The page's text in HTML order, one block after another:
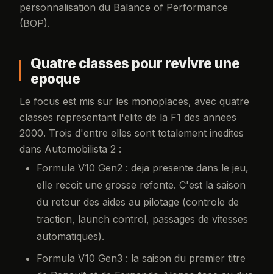
personnalisation du Balance of Performance
(BOP).
Quatre classes pour revivre une
epoque
Le focus est mis sur les monoplaces, avec quatre
classes representant l'elite de la F1 des annees
2000. Trois d'entre elles sont totalement inedites
dans Automobilista 2 :
Formula V10 Gen2 : deja presente dans le jeu,
elle recoit une grosse refonte. C'est la saison
du retour des aides au pilotage (controle de
traction, launch control, passages de vitesses
automatiques).
Formula V10 Gen3 : la saison du premier titre